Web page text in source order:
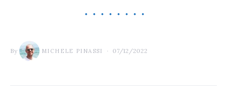
By MICHELE PINASSI 07/12/2022